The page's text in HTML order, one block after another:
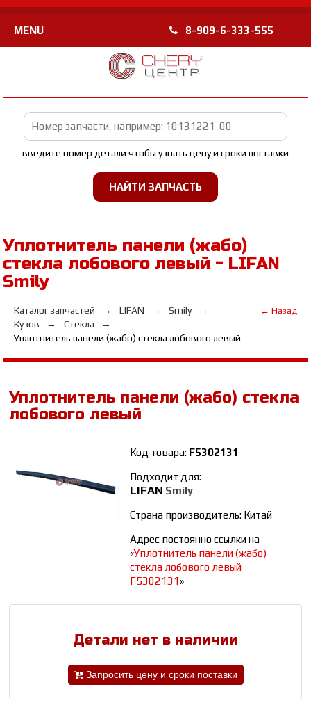
MENU 8-909-6-333-555
введите номер детали чтобы узнать цену и сроки поставки
Уплотнитель панели (жабо)
стекла лобового левый - LIFAN
Smily
Каталог запчастей LIFAN
Smily
Кузов
Стекла
Уплотнитель панели (жабо) стекла лобового левый
← Назад
Уплотнитель панели (жабо) стекла
лобового левый
Код товара: F5302131
Подходит для:
LIFAN Smily
Страна производитель: Китай
Адрес постоянно ссылки на
«Уплотнитель панели (жабо)
стекла лобового левый
F5302131»
Детали нет в наличии
Запросить цену и сроки поставки